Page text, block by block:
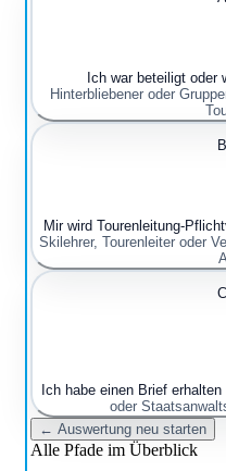
Ich war beteiligt oder
Hinterbliebener oder
B
Mir wird Tourenleitung-
Skilehrer, Tourenleiter oder
C
Ich habe einen Brief erhalten
oder
← Auswertung neu starten
Alle Pfade im Überblick